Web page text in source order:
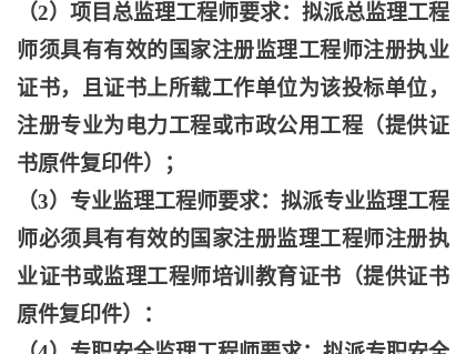
（2）项目总监理工程师要求：拟派总监理工程
师须具有有效的国家注册监理工程师注册执业
证书，且证书上所载工作单位为该投标单位，
注册专业为电力工程或市政公用工程（提供证
书原件复印件）；
（3）专业监理工程师要求：拟派专业监理工程
师必须具有有效的国家注册监理工程师注册执
业证书或监理工程师培训教育证书（提供证书
原件复印件）：